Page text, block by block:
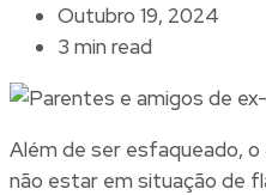
Outubro 19, 2024
3 min read
Além de ser esfaqueado, o
não estar em situação de